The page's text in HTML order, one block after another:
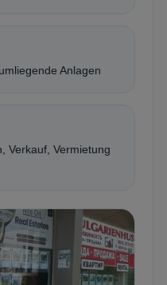
Anlagen
Verkauf, Vermietung